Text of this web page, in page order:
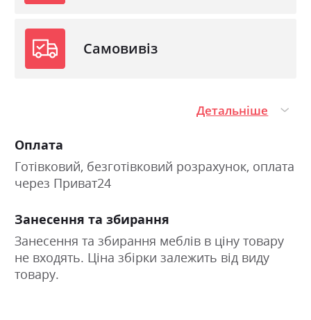
Самовивіз
Детальніше
Оплата
Готівковий, безготівковий розрахунок, оплата
через Приват24
Занесення та збирання
Занесення та збирання меблів в ціну товару
не входять. Ціна збірки залежить від виду
товару.